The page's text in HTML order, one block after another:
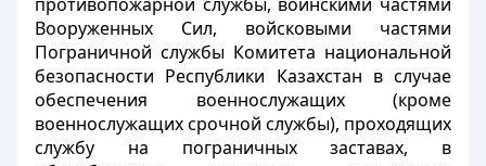
Вооруженных Сил, войсковыми частями
Пограничной службы Комитета национальной
безопасности Республики Казахстан в случае
обеспечения военнослужащих (кроме
военнослужащих срочной службы), проходящих
службу на пограничных заставах, в